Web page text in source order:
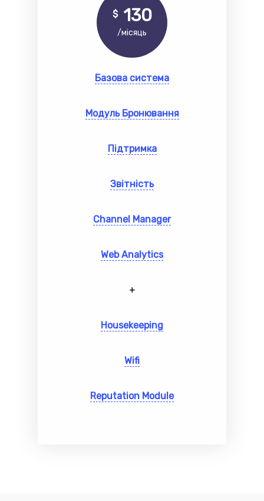
$ 130
/місяць
Базова система
Модуль Бронювання
Підтримка
Звітність
Channel Manager
Web Analytics
+
Housekeeping
Wifi
Reputation Module